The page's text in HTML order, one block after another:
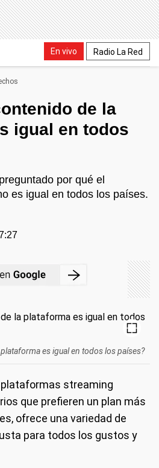
En vivo Radio La Red
de la
igual en todos
por qué el
es igual en todos los países.
es igual en todos los países?
streaming
que prefieren un plan más
ofrece una variedad de
para todos los gustos y